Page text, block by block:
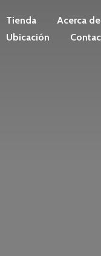
Tienda
Acerca de
Ubicación